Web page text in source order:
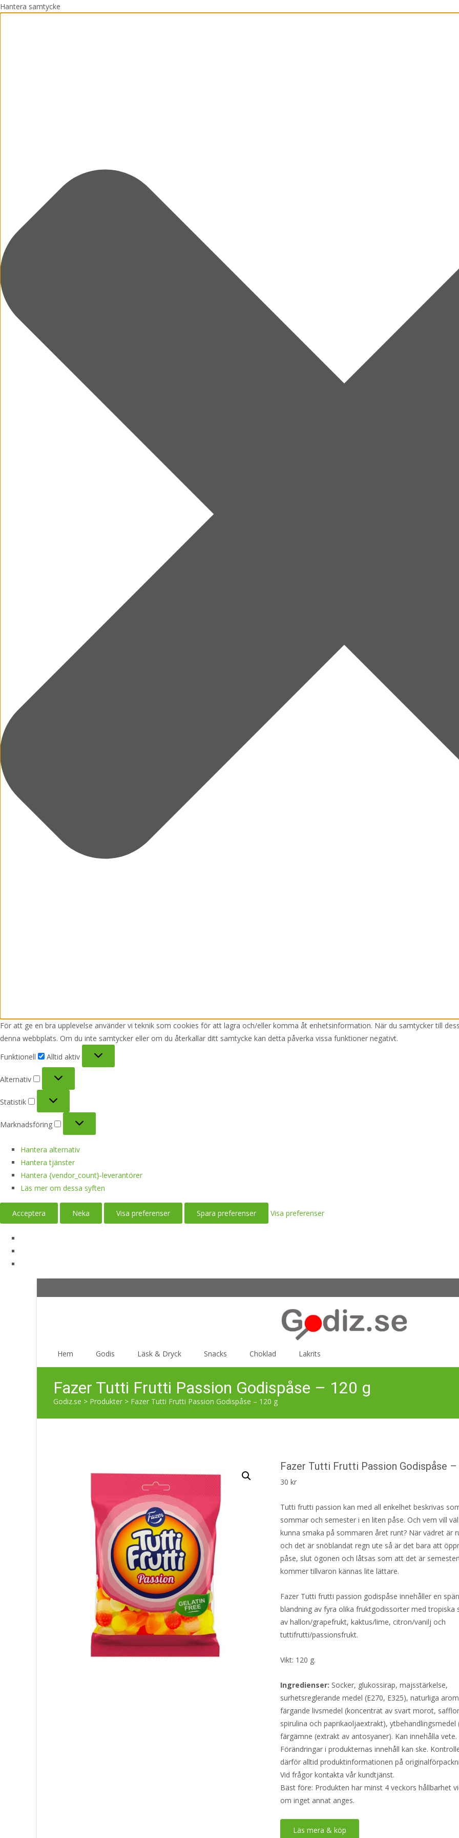
Hantera samtycke
För att ge en bra upplevelse använder vi teknik som cookies för att lagra och/eller komma åt enhetsinformation. När du samtycker till
denna webbplats. Om du inte samtycker eller om du återkallar ditt samtycke kan detta påverka vissa funktioner negativt.
Funktionell
Alltid aktiv
Alternativ
Alternativ
Statistik
Statistik
Marknadsföring
Marknadsföring
Hantera alternativ
Hantera tjänster
Hantera {vendor_count}-leverantörer
Läs mer om dessa syften
Acceptera Neka Visa preferenser Spara preferenser Visa preferenser
Hem Godis Läsk & Dryck Snacks Choklad Lakrits
Fazer Tutti Frutti Passion Godispåse – 120 g
Godiz.se > Produkter > Fazer Tutti Frutti Passion Godispåse – 120 g
Fazer Tutti Frutti Passion Godispåse –
30kr
Tutti frutti passion kan med all enkelhet beskrivas
sommar och semester i en liten påse. Och vem vill
kunna smaka på sommaren året runt? När vädret är
och det är snöblandat regn ute så är det bara att
påse, slut ögonen och låtsas som att det är
kommer tillvaron kännas lite lättare.
Fazer Tutti frutti passion godispåse innehåller en
blandning av fyra olika fruktgodissorter med tropiska
av hallon/grapefrukt, kaktus/lime, citron/vanilj och
tuttifrutti/passionsfrukt.
Vikt: 120 g.
Ingredienser: Socker, glukossirap, majsstärkelse,
surhetsreglerande medel (E270, E325), naturliga
färgande livsmedel (koncentrat av svart morot,
spirulina och paprikaoljaextrakt), ytbehandlingsmedel
färgämne (extrakt av antosyaner). Kan innehålla vete.
Förändringar i produkternas innehåll kan ske.
därför alltid produktinformationen på
Vid frågor kontakta vår kundtjänst.
Bäst före: Produkten har minst 4 veckors hållbarhet
om inget annat anges.
Läs mera & köp